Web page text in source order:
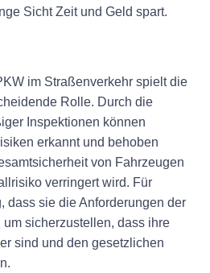
Sicht Zeit und Geld spart.
im Straßenverkehr spielt die
Rolle. Durch die
Inspektionen können
erkannt und behoben
von Fahrzeugen
verringert wird. Für
dass sie die Anforderungen der
sicherzustellen, dass ihre
sind und den gesetzlichen